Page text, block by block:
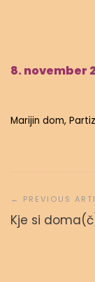
8. november
Marijin dom,
prispevka
Kje si